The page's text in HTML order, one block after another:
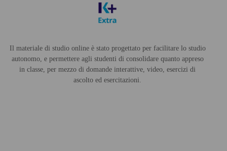
Il materiale di studio online è stato progettato per facilitare lo studio
autonomo, e permettere agli studenti di consolidare quanto appreso
in classe, per mezzo di domande interattive, video, esercizi di
ascolto ed esercitazioni.